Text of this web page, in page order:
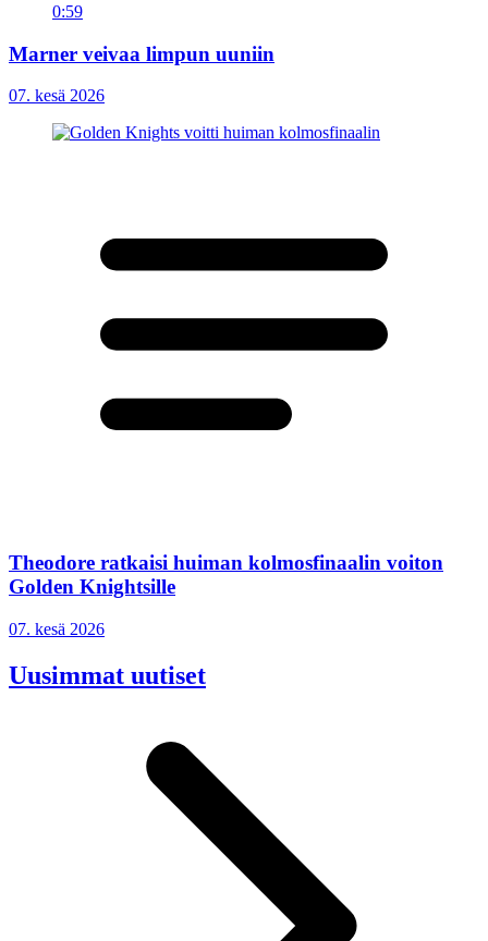
0:59
Marner veivaa limpun uuniin
07. kesä 2026
Theodore ratkaisi huiman kolmosfinaalin voiton
Golden Knightsille
07. kesä 2026
Uusimmat uutiset